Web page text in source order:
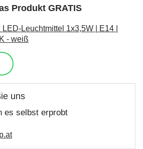
Produkt GRATIS
Leuchtmittel 1x3,5W | E14 |
- weiß
uns
es selbst erprobt